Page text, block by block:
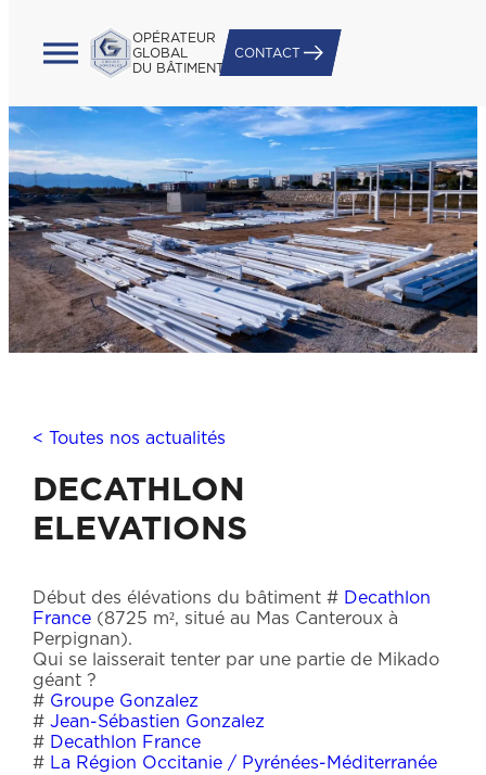
OPÉRATEUR
GLOBAL
DU BÂTIMENT
CONTACT
< Toutes nos actualités
DECATHLON
ELEVATIONS
Début des élévations du bâtiment # Decathlon
France(8725 m², situé au Mas Canteroux à
Perpignan).
Qui se laisserait tenter par une partie de Mikado
géant ?
# Groupe Gonzalez
# Jean-Sébastien Gonzalez
# Decathlon France
# La Région Occitanie / Pyrénées-Méditerranée